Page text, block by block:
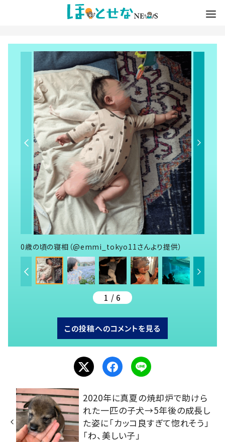
0歳の頃の寝相（@emmi_tokyo11さんより提供）
1 / 6
この投稿へのコメントを見る
2020年に真夏の焼却炉で助けら
れた一匹の子犬→5年後の成長し
た姿に「カッコ良すぎて惚れそう」
「わ、美しい子」